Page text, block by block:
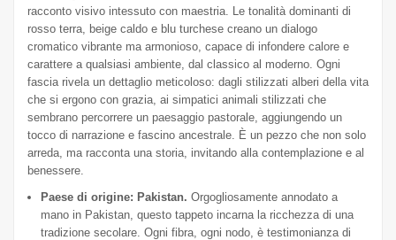
racconto visivo intessuto con maestria. Le tonalità dominanti di
rosso terra, beige caldo e blu turchese creano un dialogo
cromatico vibrante ma armonioso, capace di infondere calore e
carattere a qualsiasi ambiente, dal classico al moderno. Ogni
fascia rivela un dettaglio meticoloso: dagli stilizzati alberi della vita
che si ergono con grazia, ai simpatici animali stilizzati che
sembrano percorrere un paesaggio pastorale, aggiungendo un
tocco di narrazione e fascino ancestrale. È un pezzo che non solo
arreda, ma racconta una storia, invitando alla contemplazione e al
benessere.
Paese di origine: Pakistan. Orgogliosamente annodato a
mano in Pakistan, questo tappeto incarna la ricchezza di una
tradizione secolare. Ogni fibra, ogni nodo, è testimonianza di